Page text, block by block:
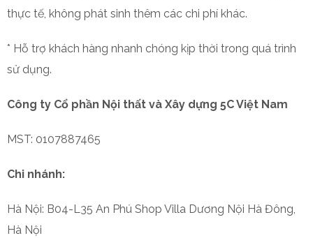
thực tế, không phát sinh thêm các chi phí khác.
* Hỗ trợ khách hàng nhanh chóng kịp thời trong quá trình
sử dụng.
Công ty Cổ phần Nội thất và Xây dựng 5C Việt Nam
MST: 0107887465
Chi nhánh:
Hà Nội: B04-L35 An Phú Shop Villa Dương Nội Hà Đông,
Hà Nội